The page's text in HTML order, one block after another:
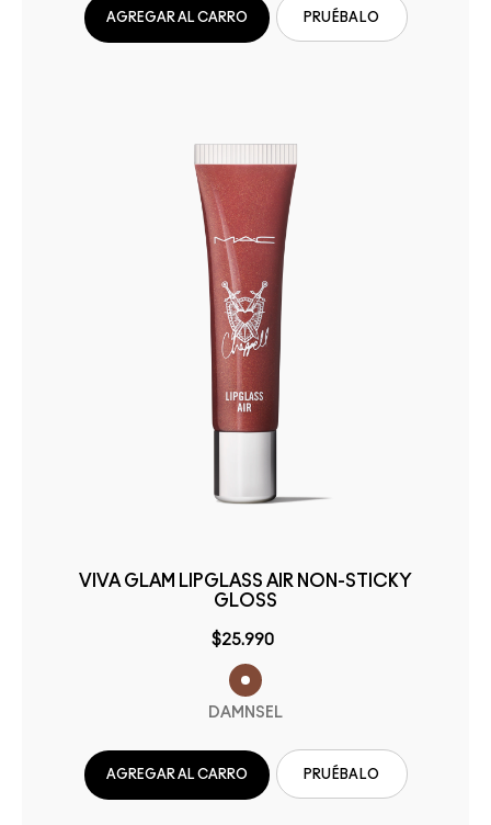
AGREGAR AL CARRO PRUÉBALO
VIVA GLAM LIPGLASS AIR NON-STICKY
GLOSS
$25.990
DAMNSEL
AGREGAR AL CARRO PRUÉBALO